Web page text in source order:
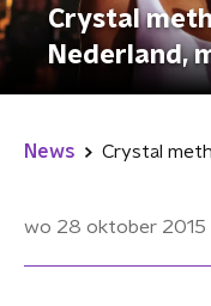
Crystal
Nederland,
News
wo 28 oktober 2015